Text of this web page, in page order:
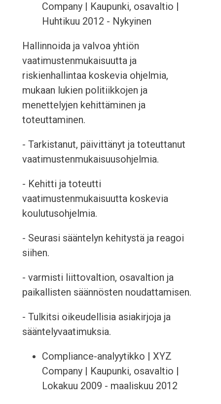
Company | Kaupunki, osavaltio |
Huhtikuu 2012 - Nykyinen
Hallinnoida ja valvoa yhtiön
vaatimustenmukaisuutta ja
riskienhallintaa koskevia ohjelmia,
mukaan lukien politiikkojen ja
menettelyjen kehittäminen ja
toteuttaminen.
- Tarkistanut, päivittänyt ja toteuttanut
vaatimustenmukaisuusohjelmia.
- Kehitti ja toteutti
vaatimustenmukaisuutta koskevia
koulutusohjelmia.
- Seurasi sääntelyn kehitystä ja reagoi
siihen.
- varmisti liittovaltion, osavaltion ja
paikallisten säännösten noudattamisen.
- Tulkitsi oikeudellisia asiakirjoja ja
sääntelyvaatimuksia.
Compliance-analyytikko | XYZ
Company | Kaupunki, osavaltio |
Lokakuu 2009 - maaliskuu 2012